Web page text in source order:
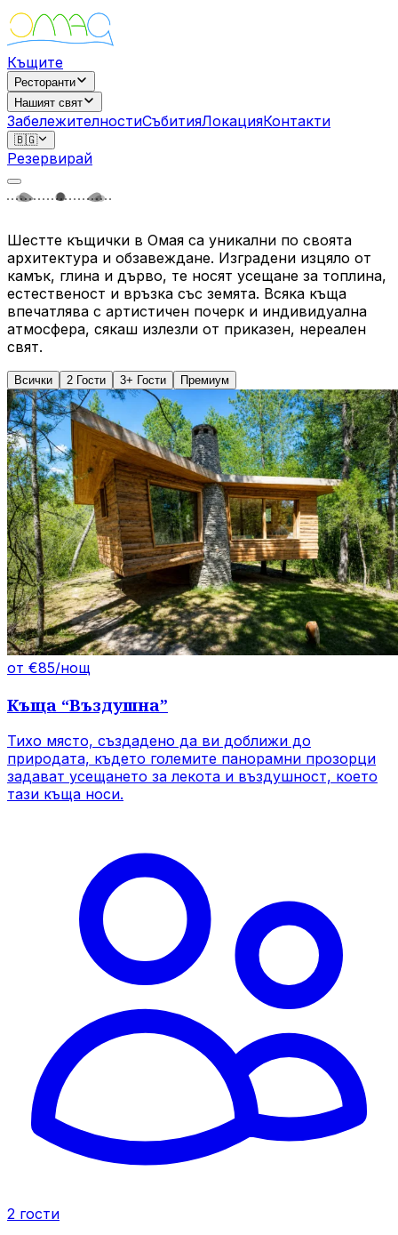
Къщите
Ресторанти
Нашият свят
ЗабележителностиСъбитияЛокацияКонтакти
🇧🇬
Резервирай
Шестте къщички в Омая са уникални по своята
архитектура и обзавеждане. Изградени изцяло от
камък, глина и дърво, те носят усещане за топлина,
естественост и връзка със земята. Всяка къща
впечатлява с артистичен почерк и индивидуална
атмосфера, сякаш излезли от приказен, нереален
свят.
Всички 2 Гости 3+ Гости Премиум
от €85/нощ
Къща “Въздушна”
Тихо място, създадено да ви доближи до
природата, където големите панорамни прозорци
задават усещането за лекота и въздушност, което
тази къща носи.
2 гости